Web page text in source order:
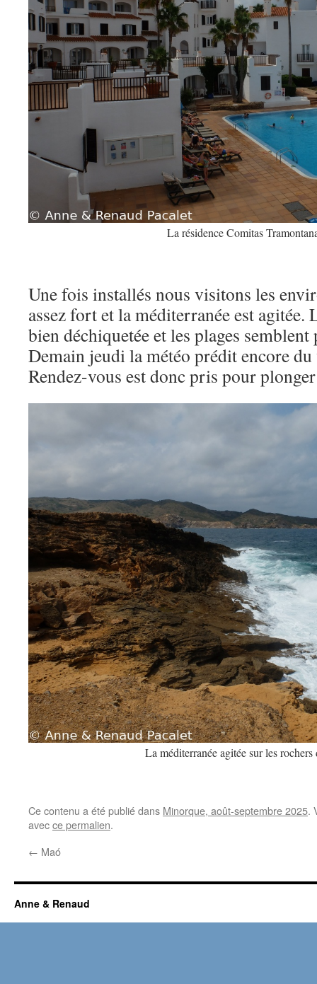
La résidence Comitas
Une fois installés nous visitons les
assez fort et la méditerranée est agitée.
bien déchiquetée et les plages semblent
Demain jeudi la météo prédit encore du
Rendez-vous est donc pris pour
La méditerranée agitée sur les rochers
Ce contenu a été publié dans Minorque, août-septembre 2025.
avecce permalien.
← Maó
Anne & Renaud